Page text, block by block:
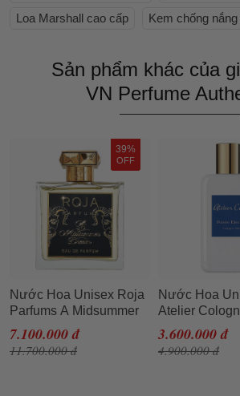
Loa Marshall cao cấp
Kem chống
Sản phẩm khác của
VN Perfume
39%
OFF
Nước Hoa Unisex Roja
Parfums A Midsummer
Dream EDP 100ml
7.100.000 đ
11.700.000 đ
Nước Hoa
Atelier
Electrique
Absolue 100ml
3.600.000 đ
4.900.000 đ